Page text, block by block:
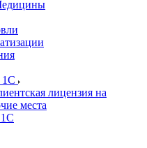
1С
лицензия на
места